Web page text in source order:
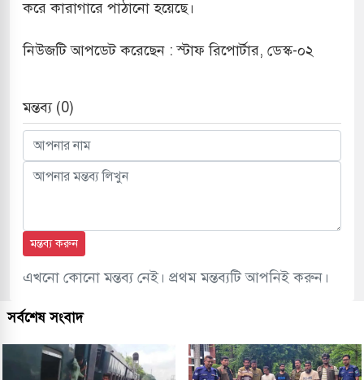
করে কারাগারে পাঠানো হয়েছে।
নিউজটি আপডেট করেছেন : স্টাফ রিপোর্টার, ডেস্ক-০২
মন্তব্য (0)
মন্তব্য করুন
এখনো কোনো মন্তব্য নেই। প্রথম মন্তব্যটি আপনিই করুন।
সর্বশেষ সংবাদ